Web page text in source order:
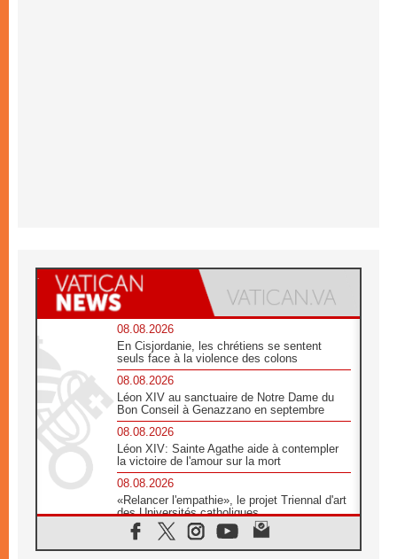
08.08.2026
En Cisjordanie, les chrétiens se sentent
seuls face à la violence des colons
08.08.2026
Léon XIV au sanctuaire de Notre Dame du
Bon Conseil à Genazzano en septembre
08.08.2026
Léon XIV: Sainte Agathe aide à contempler
la victoire de l'amour sur la mort
08.08.2026
«Relancer l'empathie», le projet Triennal d'art
des Universités catholiques
08.08.2026
Signis 2026, donner la parole aux religieuses